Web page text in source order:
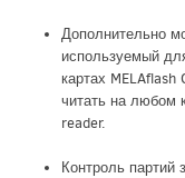
Дополнительно
используемый
картах
читать на любом
reader.
Контроль партий